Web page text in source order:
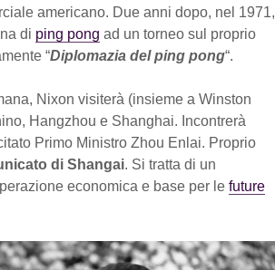
americano. Due anni dopo, nel 1971,
di ping pong ad un torneo sul proprio
“Diplomazia del ping pong“.
Nixon visiterà (insieme a Winston
Hangzhou e Shanghai. Incontrerà
Primo Ministro Zhou Enlai. Proprio
di Shangai. Si tratta di un
economica e base per le future